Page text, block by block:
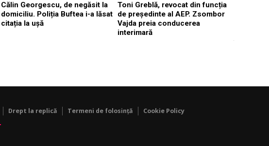
Călin Georgescu, de negăsit la
domiciliu. Poliția Buftea i-a lăsat
citația la ușă
Toni Greblă, revocat din funcția
de președinte al AEP. Zsombor
Vajda preia conducerea
interimară
Drept la replică Termeni de folosință Cookie Policy